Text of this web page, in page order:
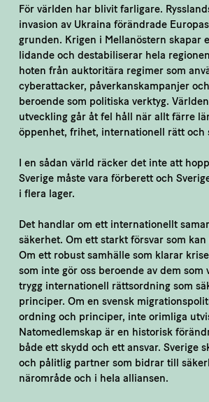
För världen har blivit farligare.
invasion av Ukraina förändrade
grunden. Krigen i Mellanöstern skapar
lidande och destabiliserar hela
hoten från auktoritära regimer som
cyberattacker, påverkanskampanjer
beroende som politiska verktyg.
utveckling går åt fel håll när allt färre
öppenhet, frihet, internationell rätt och
I en sådan värld räcker det inte att
Sverige måste vara förberett och
i flera lager.
Det handlar om ett internationellt
säkerhet. Om ett starkt försvar som
Om ett robust samhälle som klarar
som inte gör oss beroende av dem som
trygg internationell rättsordning som
principer. Om en svensk
ordning och principer, inte orimliga
Natomedlemskap är en historisk
både ett skydd och ett ansvar. Sverige
och pålitlig partner som bidrar till
närområde och i hela alliansen.